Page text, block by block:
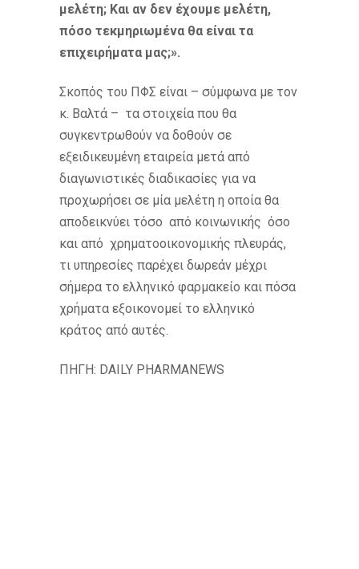
μελέτη; Και αν δεν έχουμε μελέτη,
πόσο τεκμηριωμένα θα είναι τα
επιχειρήματα μας;».
Σκοπός του ΠΦΣ είναι – σύμφωνα με τον
κ. Βαλτά – τα στοιχεία που θα
συγκεντρωθούν να δοθούν σε
εξειδικευμένη εταιρεία μετά από
διαγωνιστικές διαδικασίες για να
προχωρήσει σε μία μελέτη η οποία θα
αποδεικνύει τόσο από κοινωνικής όσο
και από χρηματοοικονομικής πλευράς,
τι υπηρεσίες παρέχει δωρεάν μέχρι
σήμερα το ελληνικό φαρμακείο και πόσα
χρήματα εξοικονομεί το ελληνικό
κράτος από αυτές.
ΠΗΓΗ: DAILY PHARMANEWS